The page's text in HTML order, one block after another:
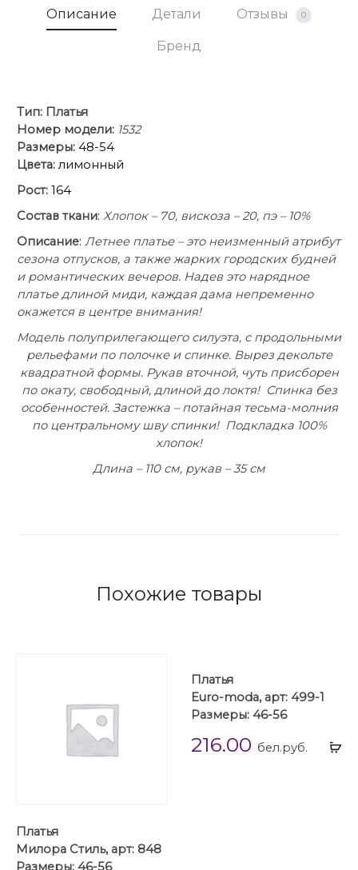
Описание Детали Отзывы 0
Бренд
Тип: Платья
Номер модели: 1532
Размеры: 48-54
Цвета: лимонный
Рост: 164
Состав ткани: Хлопок – 70, вискоза – 20, пэ – 10%
Описание: Летнее платье – это неизменный атрибут
сезона отпусков, а также жарких городских будней
и романтических вечеров. Надев это нарядное
платье длиной миди, каждая дама непременно
окажется в центре внимания!
Модель полуприлегающего силуэта, с продольными
рельефами по полочке и спинке. Вырез декольте
квадратной формы. Рукав вточной, чуть присборен
по окату, свободный, длиной до локтя! Спинка без
особенностей. Застежка – потайная тесьма-молния
по центральному шву спинки! Подкладка 100%
хлопок!
Длина – 110 см, рукав – 35 см
Похожие товары
Платья
Милора Стиль, арт: 848
Размеры: 46-56
Платья
Euro-moda, арт: 499-1
Размеры: 46-56
216.00 бел.руб.